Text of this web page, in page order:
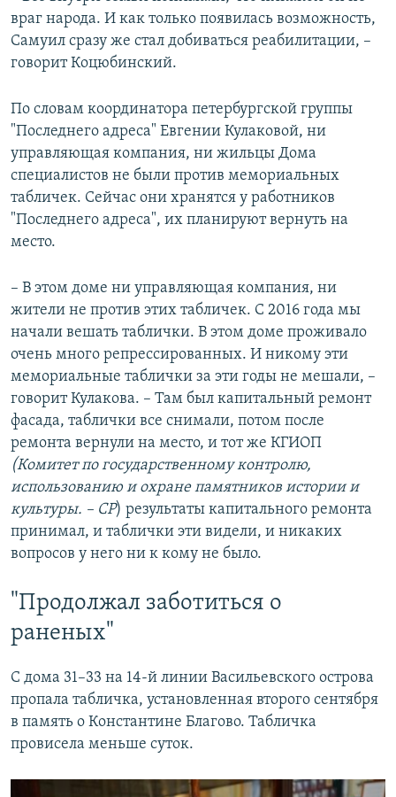
враг народа. И как только появилась возможность,
Самуил сразу же стал добиваться реабилитации, –
говорит Коцюбинский.
По словам координатора петербургской группы
"Последнего адреса" Евгении Кулаковой, ни
управляющая компания, ни жильцы Дома
специалистов не были против мемориальных
табличек. Сейчас они хранятся у работников
"Последнего адреса", их планируют вернуть на
место.
– В этом доме ни управляющая компания, ни
жители не против этих табличек. С 2016 года мы
начали вешать таблички. В этом доме проживало
очень много репрессированных. И никому эти
мемориальные таблички за эти годы не мешали, –
говорит Кулакова. – Там был капитальный ремонт
фасада, таблички все снимали, потом после
ремонта вернули на место, и тот же КГИОП
(Комитет по государственному контролю,
использованию и охране памятников истории и
культуры. – СР) результаты капитального ремонта
принимал, и таблички эти видели, и никаких
вопросов у него ни к кому не было.
"Продолжал заботиться о
раненых"
С дома 31–33 на 14-й линии Васильевского острова
пропала табличка, установленная второго сентября
в память о Константине Благово. Табличка
провисела меньше суток.